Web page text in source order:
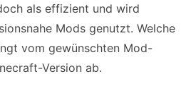
als effizient und wird
Mods genutzt. Welche
vom gewünschten Mod-
Version ab.